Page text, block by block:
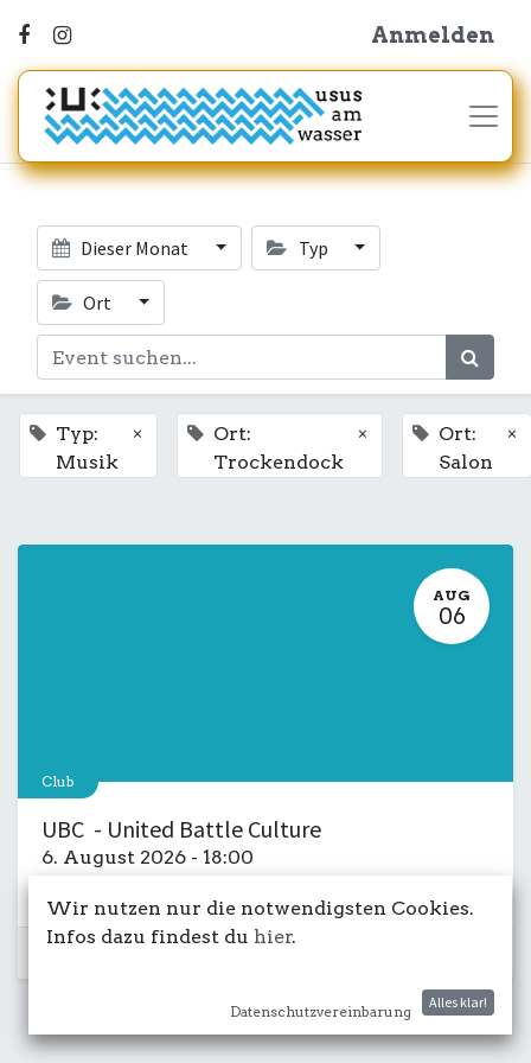
Anmelden
Dieser Monat Typ
Ort
Typ:
Musik
×
Ort:
Trockendock
×
Ort:
Salon
×
AUG
06
Club
UBC - United Battle Culture
6. August 2026 - 18:00
Wir nutzen nur die notwendigsten Cookies.
Infos dazu findest du hier.
Datenschutzvereinbarung
Alles klar!